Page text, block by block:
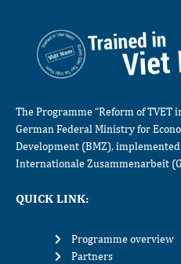
The Programme “Reform of TVET
German Federal Ministry for
Development (BMZ),
Internationale Zusammenarbeit
QUICK LINK:
Programme overview
Partners